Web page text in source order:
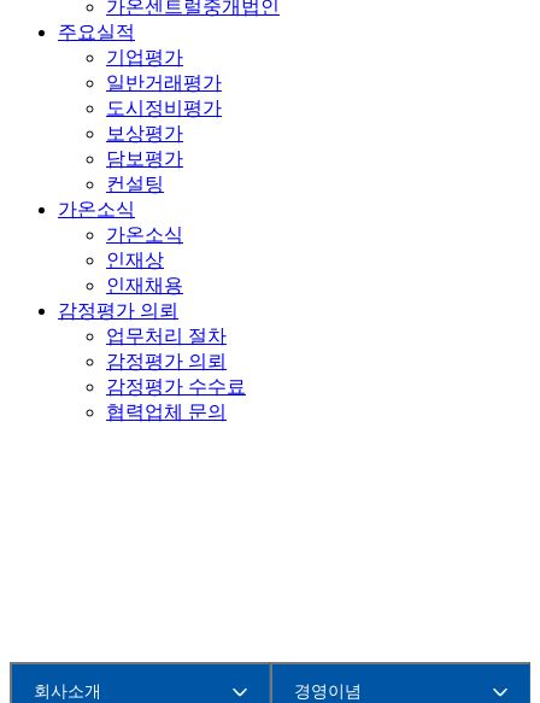
가온센트럴중개법인
주요실적
기업평가
일반거래평가
도시정비평가
보상평가
담보평가
컨설팅
가온소식
가온소식
인재상
인재채용
감정평가 의뢰
업무처리 절차
감정평가 의뢰
감정평가 수수료
협력업체 문의
회사소개 경영이념